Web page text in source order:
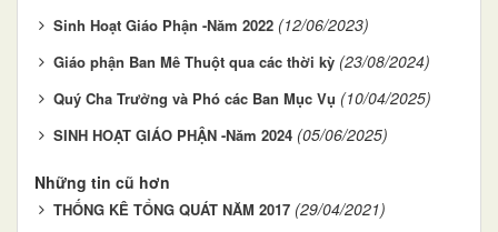
Sinh Hoạt Giáo Phận -Năm 2022 (12/06/2023)
Giáo phận Ban Mê Thuột qua các thời kỳ (23/08/2024)
Quý Cha Trưởng và Phó các Ban Mục Vụ (10/04/2025)
SINH HOẠT GIÁO PHẬN -Năm 2024 (05/06/2025)
Những tin cũ hơn
THỐNG KÊ TỔNG QUÁT NĂM 2017 (29/04/2021)